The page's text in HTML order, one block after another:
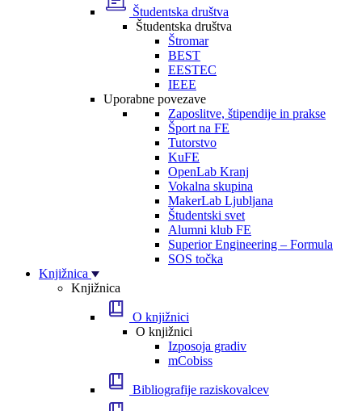
Študentska društva
Študentska društva
Štromar
BEST
EESTEC
IEEE
Uporabne povezave
Zaposlitve, štipendije in prakse
Šport na FE
Tutorstvo
KuFE
OpenLab Kranj
Vokalna skupina
MakerLab Ljubljana
Študentski svet
Alumni klub FE
Superior Engineering – Formula
SOS točka
Knjižnica
Knjižnica
O knjižnici
O knjižnici
Izposoja gradiv
mCobiss
Bibliografije raziskovalcev